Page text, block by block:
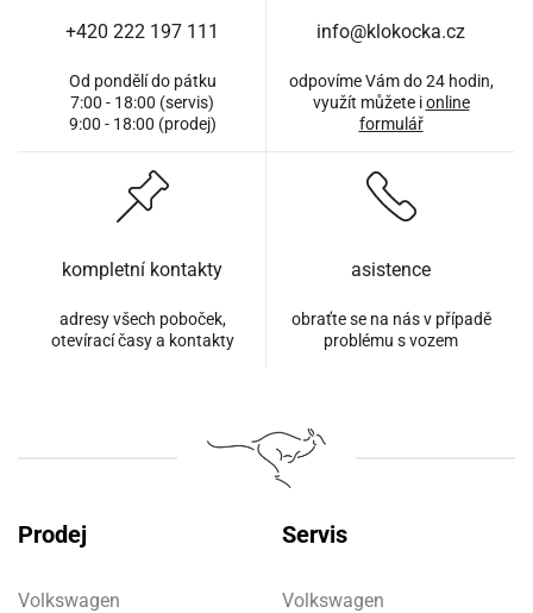
+420 222 197 111
Od pondělí do pátku
7:00 - 18:00 (servis)
9:00 - 18:00 (prodej)
info@klokocka.cz
odpovíme Vám do 24 hodin,
využít můžete ionline
formulář
kompletní kontakty
adresy všech poboček,
otevírací časy a kontakty
asistence
obraťte se na nás v případě
problému s vozem
Prodej
Volkswagen
Servis
Volkswagen